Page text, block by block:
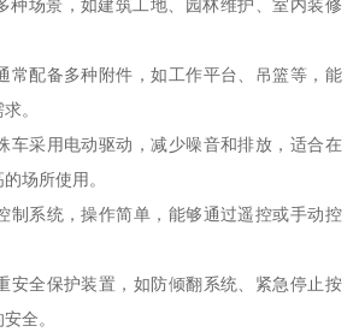
种场景，如建筑工地、园林维护、室内装修
常配备多种附件，如工作平台、吊篮等，能
。
车采用电动驱动，减少噪音和排放，适合在
场所使用。
制系统，操作简单，能够通过遥控或手动控
安全保护装置，如防倾翻系统、紧急停止按
全。